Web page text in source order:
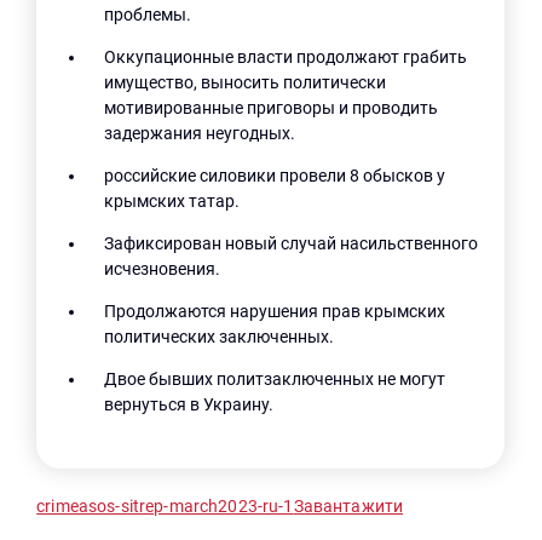
проблемы.
Оккупационные власти продолжают грабить
имущество, выносить политически
мотивированные приговоры и проводить
задержания неугодных.
российские силовики провели 8 обысков у
крымских татар.
Зафиксирован новый случай насильственного
исчезновения.
Продолжаются нарушения прав крымских
политических заключенных.
Двое бывших политзаключенных не могут
вернуться в Украину.
crimeasos-sitrep-march2023-ru-1 Завантажити